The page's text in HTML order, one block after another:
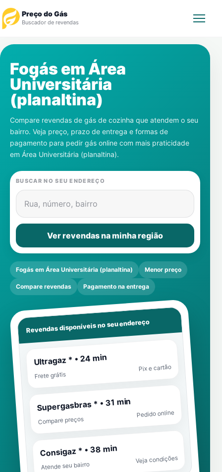
Preço do Gás
Buscador de revendas
Revendedor
Notícias
Cadastre-se
Gás
Contatos
Fogás emÁrea
Universitária
(planaltina)
Compare revendas de gás de cozinha que atendem o seu
bairro. Veja preço, prazo de entrega e formas de
pagamento para pedir gás online com mais praticidade
em Área Universitária (planaltina).
BUSCAR NO SEU ENDEREÇO
Rua, número, bairro
Ver revendas na minha região
Fogás em Área Universitária (planaltina) Menor preço
Compare revendas Pagamento na entrega
Revendas disponíveis no seu endereço
Ultragaz * • 24 min
Frete grátis
Pix e cartão
Supergasbras * • 31 min
Compare preços
Pedido online
Consigaz * • 38 min
Atende seu bairro
Veja condições